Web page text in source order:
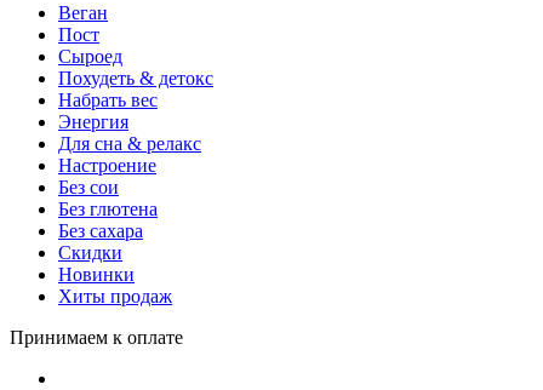
Веган
Пост
Сыроед
Похудеть & детокс
Набрать вес
Энергия
Для сна & релакс
Настроение
Без сои
Без глютена
Без сахара
Скидки
Новинки
Хиты продаж
Принимаем к оплате